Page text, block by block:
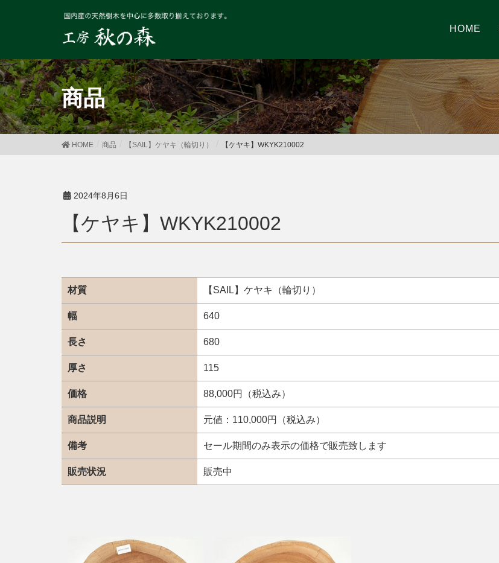
HOME
商品
HOME 商品 【SAIL】ケヤキ（輪切り） 【ケヤキ】WKYK210002
2024年8月6日
【ケヤキ】WKYK210002
材質 【SAIL】ケヤキ（輪切り）
幅 640
長さ 680
厚さ 115
価格 88,000円（税込み）
商品説明 元値：110,000円（税込み）
備考 セール期間のみ表示の価格で販売致します
販売状況 販売中